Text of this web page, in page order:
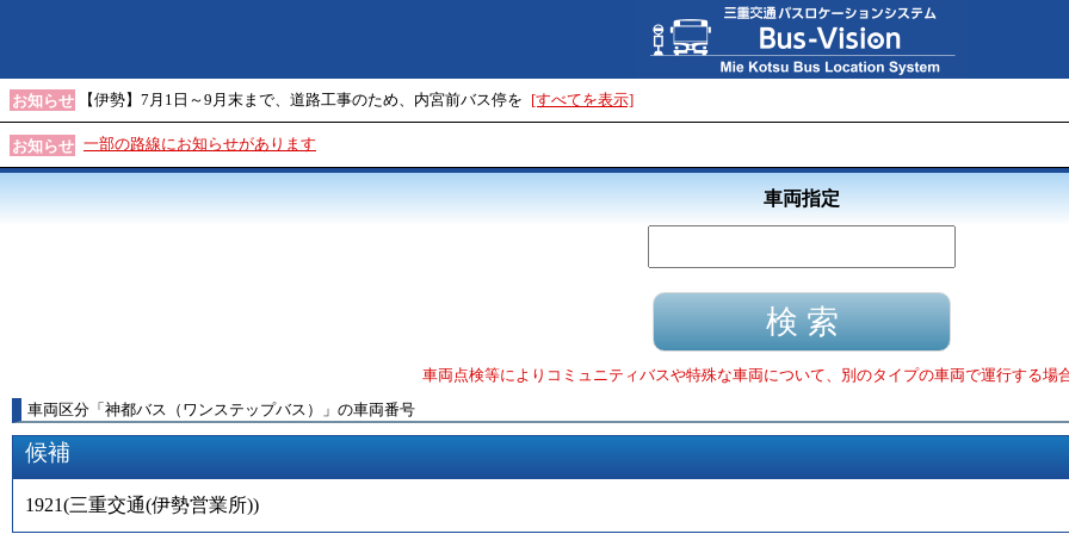
お知らせ 【伊勢】7月1日～9月末まで、道路工事のため、内宮前バス停を [すべてを表示]
お知らせ 一部の路線にお知らせがあります
車両指定
車両点検等によりコミュニティバスや特殊な車両について、別のタイプの車両で運行する場
車両区分 「 神都バス（ワンステップバス） 」 の車両番号
候補
1921(三重交通(伊勢営業所))